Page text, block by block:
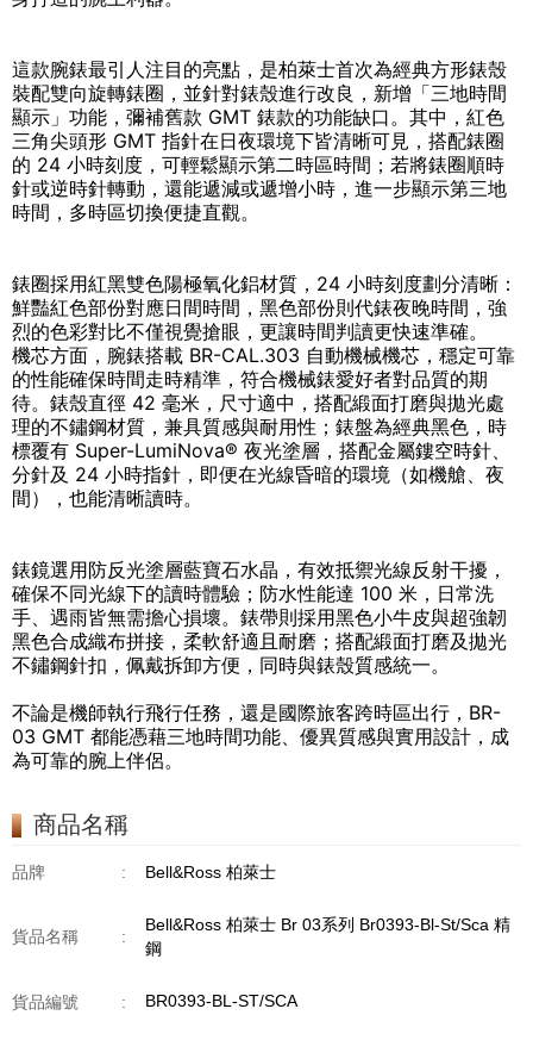
這款腕錶最引人注目的亮點，是柏萊士首次為經典方形錶殼
裝配雙向旋轉錶圈，並針對錶殼進行改良，新增「三地時間
顯示」功能，彌補舊款 GMT 錶款的功能缺口。其中，紅色
三角尖頭形 GMT 指針在日夜環境下皆清晰可見，搭配錶圈
的 24 小時刻度，可輕鬆顯示第二時區時間；若將錶圈順時
針或逆時針轉動，還能遞減或遞增小時，進一步顯示第三地
時間，多時區切換便捷直觀。
錶圈採用紅黑雙色陽極氧化鋁材質，24 小時刻度劃分清晰：
鮮豔紅色部份對應日間時間，黑色部份則代錶夜晚時間，強
烈的色彩對比不僅視覺搶眼，更讓時間判讀更快速準確。
機芯方面，腕錶搭載 BR-CAL.303 自動機械機芯，穩定可靠
的性能確保時間走時精準，符合機械錶愛好者對品質的期
待。錶殼直徑 42 毫米，尺寸適中，搭配緞面打磨與拋光處
理的不鏽鋼材質，兼具質感與耐用性；錶盤為經典黑色，時
標覆有 Super-LumiNova® 夜光塗層，搭配金屬鏤空時針、
分針及 24 小時指針，即便在光線昏暗的環境（如機艙、夜
間），也能清晰讀時。
錶鏡選用防反光塗層藍寶石水晶，有效抵禦光線反射干擾，
確保不同光線下的讀時體驗；防水性能達 100 米，日常洗
手、遇雨皆無需擔心損壞。錶帶則採用黑色小牛皮與超強韌
黑色合成織布拼接，柔軟舒適且耐磨；搭配緞面打磨及拋光
不鏽鋼針扣，佩戴拆卸方便，同時與錶殼質感統一。
不論是機師執行飛行任務，還是國際旅客跨時區出行，BR-
03 GMT 都能憑藉三地時間功能、優異質感與實用設計，成
為可靠的腕上伴侶。
商品名稱
品牌 : Bell&Ross 柏萊士
貨品名稱 :
Bell&Ross 柏萊士 Br 03系列 Br0393-Bl-St/Sca 精
鋼
貨品編號 : BR0393-BL-ST/SCA